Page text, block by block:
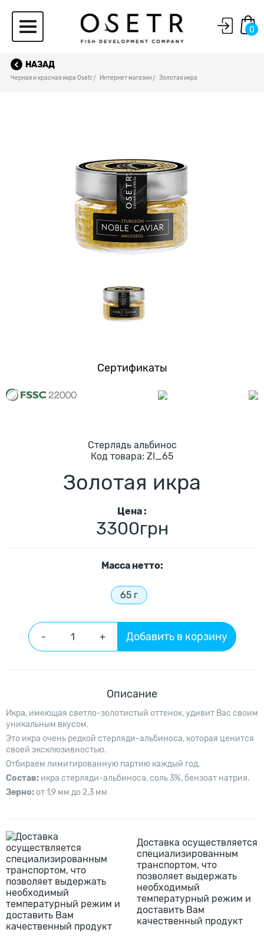
0
НАЗАД
Черная и красная икра Osetr Интернет магазин Золотая икра
Сертификаты
Стерлядь альбинос
Код товарa: ZI_65
Золотая икра
Цена :
3300грн
Масcа нетто:
65 г
- + Добавить в корзину
Описание
Икра, имеющая светло-золотистый оттенок, удивит Вас своим
уникальным вкусом.
Это икра очень редкой стерляди-альбиноса, которая ценится
своей эксклюзивностью.
Отбираем лимитированную партию каждый год.
Состав: икра стерляди-альбиноса, соль 3%, бензоат натрия.
Зерно:от 1,9 мм до 2,3 мм
Доставка осуществляется
специализированным
транспортом, что
позволяет выдержать
необходимый
температурный режим и
доставить Вам
качественный продукт